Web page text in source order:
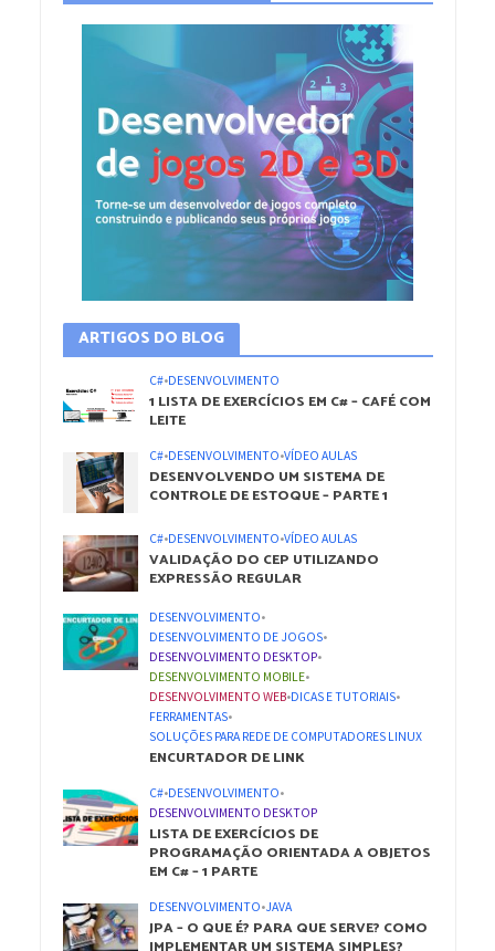
ARTIGOS DO BLOG
C#•DESENVOLVIMENTO
1 LISTA DE EXERCÍCIOS EM C# – CAFÉ COM
LEITE
C#•DESENVOLVIMENTO•VÍDEO AULAS
DESENVOLVENDO UM SISTEMA DE
CONTROLE DE ESTOQUE – PARTE 1
C#•DESENVOLVIMENTO•VÍDEO AULAS
VALIDAÇÃO DO CEP UTILIZANDO
EXPRESSÃO REGULAR
DESENVOLVIMENTO•
DESENVOLVIMENTO DE JOGOS•
DESENVOLVIMENTO DESKTOP•
DESENVOLVIMENTO MOBILE•
DESENVOLVIMENTO WEB•DICAS E TUTORIAIS•
FERRAMENTAS•
SOLUÇÕES PARA REDE DE COMPUTADORES LINUX
ENCURTADOR DE LINK
C#•DESENVOLVIMENTO•
DESENVOLVIMENTO DESKTOP
LISTA DE EXERCÍCIOS DE
PROGRAMAÇÃO ORIENTADA A OBJETOS
EM C# – 1 PARTE
DESENVOLVIMENTO•JAVA
JPA – O QUE É? PARA QUE SERVE? COMO